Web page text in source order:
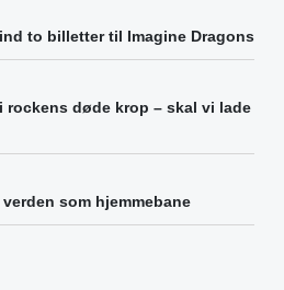
to billetter til Imagine Dragons
rockens døde krop – skal vi lade
som hjemmebane